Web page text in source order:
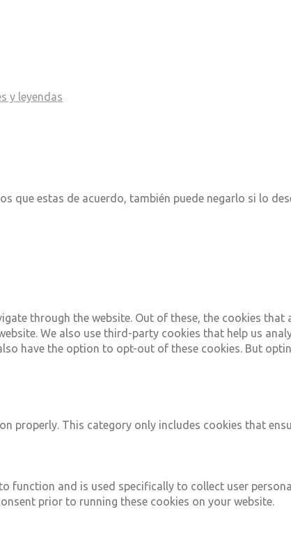
y leyendas
que estas de acuerdo, también puede negarlo si lo
through the website. Out of these, the cookies
We also use third-party cookies that help us
have the option to opt-out of these cookies. But
properly. This category only includes cookies that
function and is used specifically to collect user
prior to running these cookies on your website.